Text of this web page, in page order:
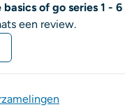
of go series 1 - 6
een review.